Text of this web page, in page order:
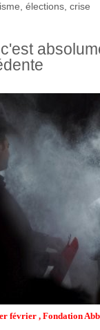
, élections, crise
février , Fondation